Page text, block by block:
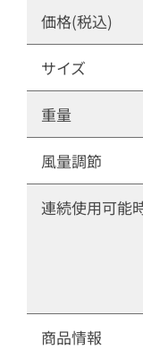
価格(税込)
サイズ
重量
風量調節
連続使用可能
商品情報